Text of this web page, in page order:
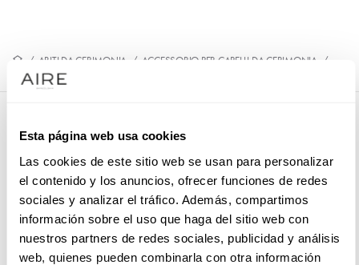
Esta página web usa cookies
Las cookies de este sitio web se usan para personalizar
el contenido y los anuncios, ofrecer funciones de redes
sociales y analizar el tráfico. Además, compartimos
información sobre el uso que haga del sitio web con
nuestros partners de redes sociales, publicidad y análisis
web, quienes pueden combinarla con otra información
/ ABITI DA CERIMONIA / ACCESSORIO PER CAPELLI DA CERIMONIA
/
9QT38TOC00
Cerchietto per cerimonia. Fiore ornamentale e piume.
PRENOTA UN APPUNTAMENTO